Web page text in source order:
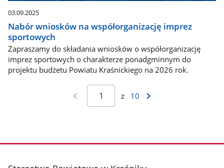
03.09.2025
Nabór wniosków na współorganizację imprez
sportowych
Zapraszamy do składania wniosków o współorganizację
imprez sportowych o charakterze ponadgminnym do
projektu budżetu Powiatu Kraśnickiego na 2026 rok.
z 10